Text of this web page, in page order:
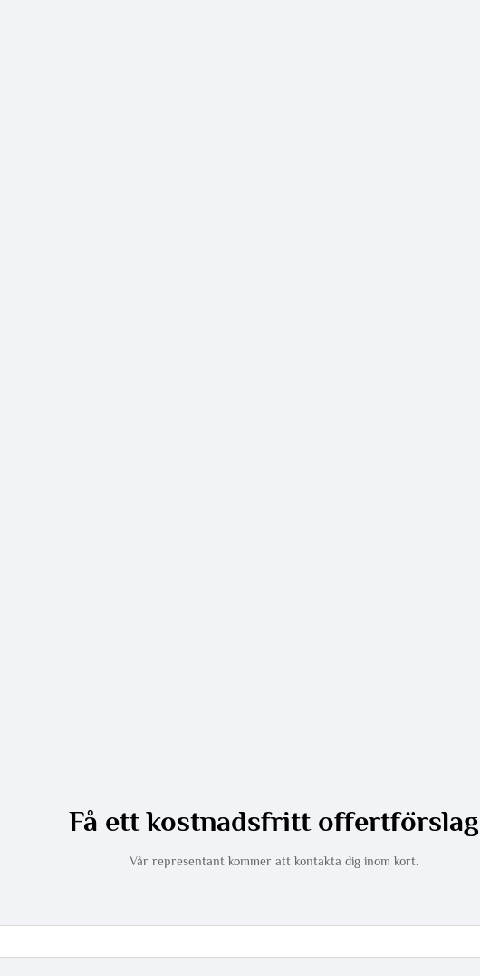
Få ett kostnadsfritt offertförslag
Vår representant kommer att kontakta dig inom kort.